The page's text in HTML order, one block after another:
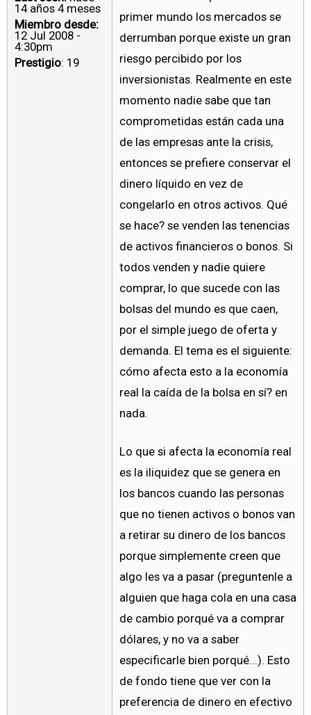
14 años 4 meses
Miembro desde:
12 Jul 2008 -
4:30pm
Prestigio: 19
primer mundo los mercados se
derrumban porque existe un gran
riesgo percibido por los
inversionistas. Realmente en este
momento nadie sabe que tan
comprometidas están cada una
de las empresas ante la crisis,
entonces se prefiere conservar el
dinero líquido en vez de
congelarlo en otros activos. Qué
se hace? se venden las tenencias
de activos financieros o bonos. Si
todos venden y nadie quiere
comprar, lo que sucede con las
bolsas del mundo es que caen,
por el simple juego de oferta y
demanda. El tema es el siguiente:
cómo afecta esto a la economía
real la caída de la bolsa en sí? en
nada.
Lo que si afecta la economía real
es la iliquidez que se genera en
los bancos cuando las personas
que no tienen activos o bonos van
a retirar su dinero de los bancos
porque simplemente creen que
algo les va a pasar (preguntenle a
alguien que haga cola en una casa
de cambio porqué va a comprar
dólares, y no va a saber
especificarle bien porqué...). Esto
de fondo tiene que ver con la
preferencia de dinero en efectivo